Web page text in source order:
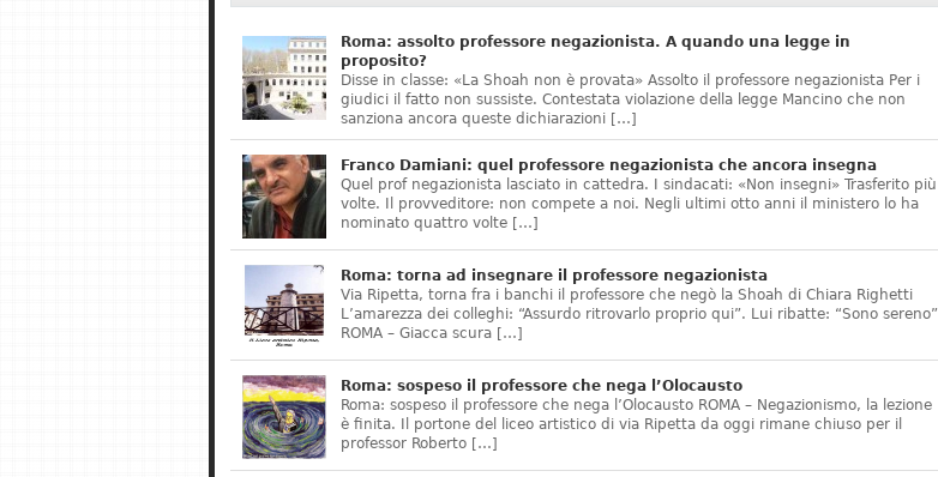
Roma: assolto professore negazionista. A quando una legge in
proposito?
Disse in classe: «La Shoah non è provata» Assolto il professore negazionista Per i
giudici il fatto non sussiste. Contestata violazione della legge Mancino che non
sanziona ancora queste dichiarazioni […]
Franco Damiani: quel professore negazionista che ancora insegna
Quel prof negazionista lasciato in cattedra. I sindacati: «Non insegni» Trasferito più
volte. Il provveditore: non compete a noi. Negli ultimi otto anni il ministero lo ha
nominato quattro volte […]
Roma: torna ad insegnare il professore negazionista
Via Ripetta, torna fra i banchi il professore che negò la Shoah di Chiara Righetti
L’amarezza dei colleghi: “Assurdo ritrovarlo proprio qui”. Lui ribatte: “Sono sereno”
ROMA – Giacca scura […]
Roma: sospeso il professore che nega l’Olocausto
Roma: sospeso il professore che nega l’Olocausto ROMA – Negazionismo, la lezione
è finita. Il portone del liceo artistico di via Ripetta da oggi rimane chiuso per il
professor Roberto […]